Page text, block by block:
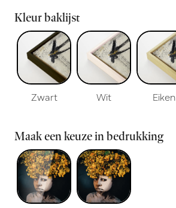
Kleur baklijst
Zwart Wit Eiken
Maak een keuze in bedrukking